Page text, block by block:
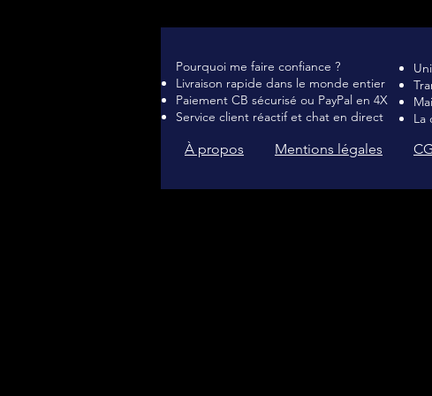
Pourquoi me faire confiance ?
Livraison rapide dans le monde entier
Paiement CB sécurisé ou PayPal en 4X
Service client réactif et chat en direct
La
À propos Mentions légales